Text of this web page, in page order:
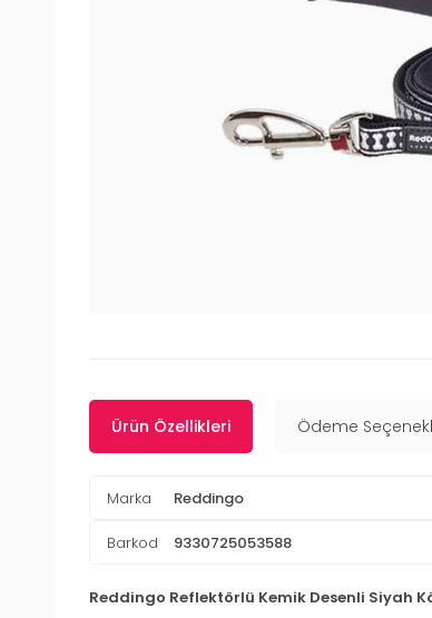
Ürün Özellikleri Ödeme
Marka Reddingo
Barkod 9330725053588
Reddingo Reflektörlü Kemik Desenli Siyah